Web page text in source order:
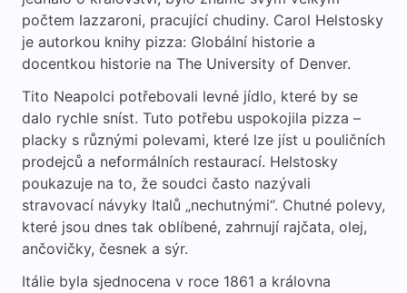
počtem lazzaroni, pracující chudiny. Carol Helstosky
je autorkou knihy pizza: Globální historie a
docentkou historie na The University of Denver.
Tito Neapolci potřebovali levné jídlo, které by se
dalo rychle sníst. Tuto potřebu uspokojila pizza –
placky s různými polevami, které lze jíst u pouličních
prodejců a neformálních restaurací. Helstosky
poukazuje na to, že soudci často nazývali
stravovací návyky Italů „nechutnými“. Chutné polevy,
které jsou dnes tak oblíbené, zahrnují rajčata, olej,
ančovičky, česnek a sýr.
Itálie byla sjednocena v roce 1861 a královna